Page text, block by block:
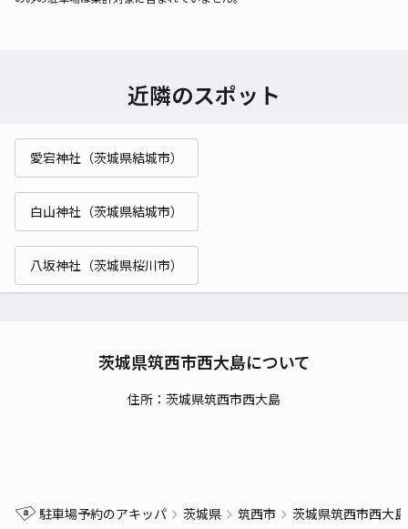
近隣のスポット
愛宕神社（茨城県結城市）
白山神社（茨城県結城市）
八坂神社（茨城県桜川市）
茨城県筑西市西大島について
住所：茨城県筑西市西大島
駐車場予約のアキッパ 茨城県 筑西市 茨城県筑西市西大